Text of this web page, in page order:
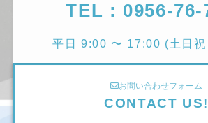
TEL : 0956-76-
平日 9:00 〜 17:00 (土日祝
お問い合わせフォーム
CONTACT US!